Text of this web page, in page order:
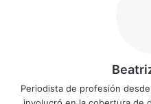
Periodista de profesión